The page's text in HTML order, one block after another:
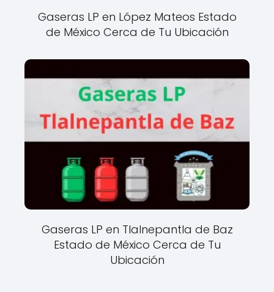
Gaseras LP en López Mateos Estado
de México Cerca de Tu Ubicación
Gaseras LP en Tlalnepantla de Baz
Estado de México Cerca de Tu
Ubicación